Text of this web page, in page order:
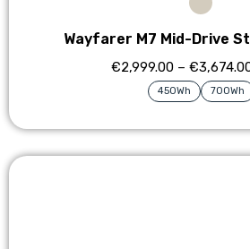
Wayfarer M7 Mid-Drive
€2,999.00– €
450Wh 700Wh